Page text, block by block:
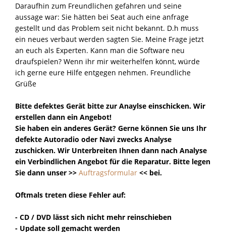
Daraufhin zum Freundlichen gefahren und seine
aussage war: Sie hätten bei Seat auch eine anfrage
gestellt und das Problem seit nicht bekannt. D.h muss
ein neues verbaut werden sagten Sie. Meine Frage jetzt
an euch als Experten. Kann man die Software neu
draufspielen? Wenn ihr mir weiterhelfen könnt, würde
ich gerne eure Hilfe entgegen nehmen. Freundliche
Grüße
Bitte defektes Gerät bitte zur Anaylse einschicken. Wir
erstellen dann ein Angebot!
Sie haben ein anderes Gerät? Gerne können Sie uns Ihr
defekte Autoradio oder Navi zwecks Analyse
zuschicken. Wir Unterbreiten Ihnen dann nach Analyse
ein Verbindlichen Angebot für die Reparatur. Bitte legen
Sie dann unser >> Auftragsformular << bei.
Oftmals treten diese Fehler auf:
- CD / DVD lässt sich nicht mehr reinschieben
- Update soll gemacht werden